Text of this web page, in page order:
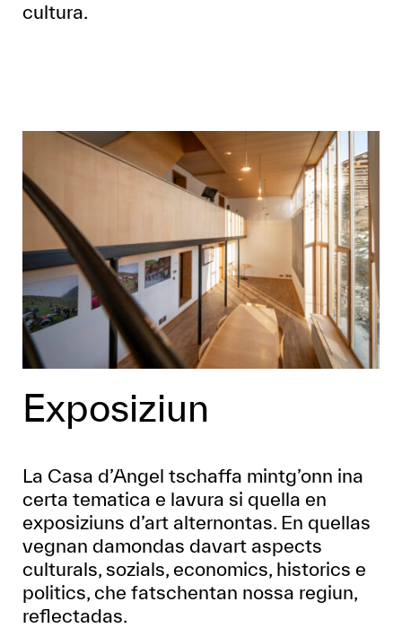
cultura.
Exposiziun
La Casa d’Angel tschaffa mintg’onn ina
certa tematica e lavura si quella en
exposiziuns d’art alternontas. En quellas
vegnan damondas davart aspects
culturals, sozials, economics, historics e
politics, che fatschentan nossa regiun,
reflectadas.